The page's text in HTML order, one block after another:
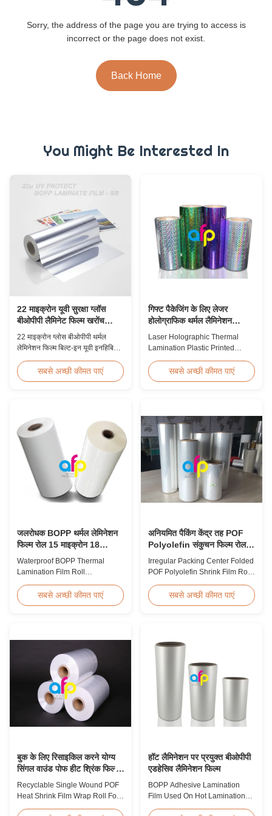
Sorry, the address of the page you are trying to access is
incorrect or the page does not exist.
Back Home
You Might Be Interested In
22 माइक्रोन यूवी सुरक्षा ग्लॉस
बीओपीपी लैमिनेट फिल्म खरोंच
प्रतिरोधी
22 माइक्रोन ग्लोस बीओपीपी थर्मल
लेमिनेशन फिल्म बिल्ट-इन यूवी इनहिबिटर,
चौड़ाई और ≥92% ऑप्टिकल स्पष्टता के
साथ, आउटडोर साइनेज, पोस्टर और
सबसे अच्छी कीमत पाएं
गिफ्ट पैकेजिंग के लिए लेजर
होलोग्राफिक थर्मल लैमिनेशन
प्लास्टिक प्रिंटेड मेटलाइज्ड फिल्म
Laser Holographic Thermal
Lamination Plastic Printed
Packaging Product Overview
Gift Packaging Film Laser
range of designs for wrapping
gifts. This laser holographic
lamination film makes
packaging ...
सबसे अच्छी कीमत पाएं
जलरोधक BOPP थर्मल लेमिनेशन
फिल्म रोल 15 माइक्रोन 18
माइक्रोन 20 माइक्रोन 23
माइक्रोन 25 माइक्रोन
Waterproof BOPP Thermal
Lamination Film Roll
Thermal Roll Laminating Film
Supplier As a professional
clients since 2008. We produce
high-quality roll laminating film
using 8 high...
सबसे अच्छी कीमत पाएं
अनियमित पैकिंग केंद्र तह POF
Polyolefin संकुचन फिल्म रोल
पैकेजिंग के लिए
Irregular Packing Center Folded
POF Polyolefin Shrink Film Roll
Irregular Packing Center Folded
POF Polyolefin Heat Shrink Film
Wrap FilmMaterial: PP +
PEShrinkage ratio: over
60%Thickness: 12.5micron ...
सबसे अच्छी कीमत पाएं
बुक के लिए रिसाइकिल करने योग्य
सिंगल वाउंड पोफ हीट श्रिंक फिल्म
रैप रोल
Recyclable Single Wound POF
Heat Shrink Film Wrap Roll For
हॉट लैमिनेशन पर प्रयुक्त बीओपीपी
एडहेसिव लैमिनेशन फिल्म
BOPP Adhesive Lamination
Film Used On Hot Lamination